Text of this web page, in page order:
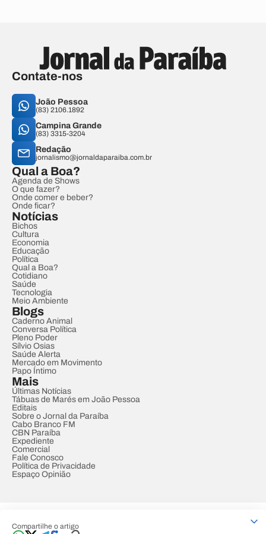
Compartilhe o artigo
Contate-nos
João Pessoa
(83) 2106.1892
Campina Grande
(83) 3315-3204
Redação
jornalismo@jornaldaparaiba.com.br
Qual a Boa?
Agenda de Shows
O que fazer?
Onde comer e beber?
Onde ficar?
Notícias
Bichos
Cultura
Economia
Educação
Política
Qual a Boa?
Cotidiano
Saúde
Tecnologia
Meio Ambiente
Blogs
Caderno Animal
Conversa Política
Pleno Poder
Sílvio Osias
Saúde Alerta
Mercado em Movimento
Papo Íntimo
Mais
Últimas Notícias
Tábuas de Marés em João Pessoa
Editais
Sobre o Jornal da Paraíba
Cabo Branco FM
CBN Paraíba
Expediente
Comercial
Fale Conosco
Política de Privacidade
Espaço Opinião